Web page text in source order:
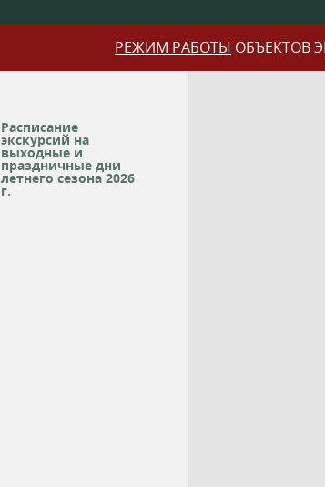
РЕЖИМ РАБОТЫ ОБЪЕКТОВ
Расписание
экскурсий на
выходные и
праздничные дни
летнего сезона 2026
г.